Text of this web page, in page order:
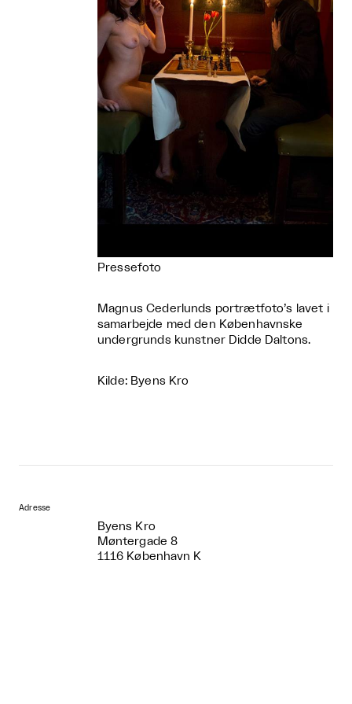
Pressefoto
Magnus Cederlunds portrætfoto’s lavet i
samarbejde med den Københavnske
undergrunds kunstner Didde Daltons.
Kilde: Byens Kro
Adresse
Byens Kro
Møntergade 8
1116 København K